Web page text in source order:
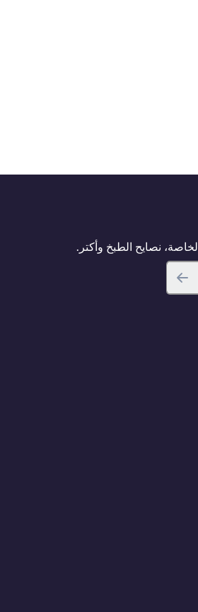
نصايح الطبخ وأكتر.